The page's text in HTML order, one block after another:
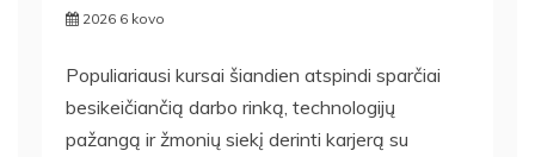
2026 6 kovo
Populiariausi kursai šiandien atspindi sparčiai
besikeičiančią darbo rinką, technologijų
pažangą ir žmonių siekį derinti karjerą su